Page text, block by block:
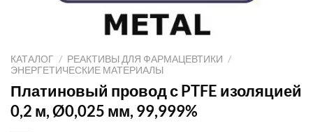
КАТАЛОГ / РЕАКТИВЫ ДЛЯ ФАРМАЦЕВТИКИ /
ЭНЕРГЕТИЧЕСКИЕ МАТЕРИАЛЫ
Платиновый провод с PTFE изоляцией
0,2 м, Ø0,025 мм, 99,999%